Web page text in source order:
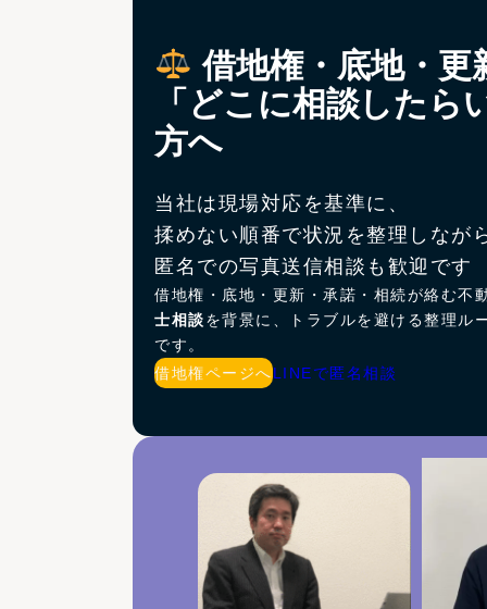
借地権・底地・更
「どこに相談した
方へ
当社は現場対応を基準に、
揉めない順番で状況を整理しなが
匿名での写真送信相談も歓迎です
借地権・底地・更新・承諾・相続が絡む不
士相談を背景に、トラブルを避ける整理ル
です。
借地権ページへLINEで匿名相談